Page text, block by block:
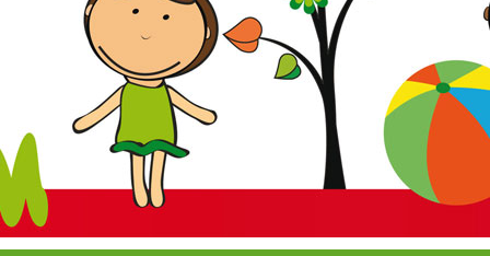
ЗЕЛЕНАЯ ШКОЛА КОНТАКТЫ